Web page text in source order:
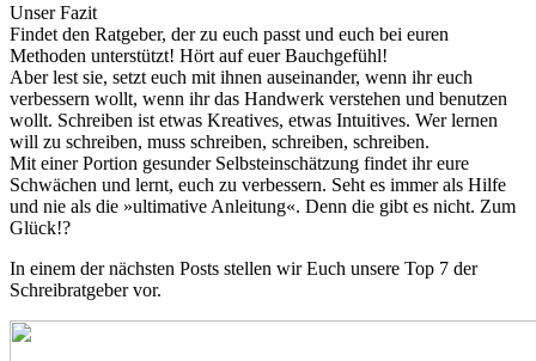
Unser Fazit
Findet den Ratgeber, der zu euch passt und euch bei euren
Methoden unterstützt! Hört auf euer Bauchgefühl!
Aber lest sie, setzt euch mit ihnen auseinander, wenn ihr euch
verbessern wollt, wenn ihr das Handwerk verstehen und benutzen
wollt. Schreiben ist etwas Kreatives, etwas Intuitives. Wer lernen
will zu schreiben, muss schreiben, schreiben, schreiben.
Mit einer Portion gesunder Selbsteinschätzung findet ihr eure
Schwächen und lernt, euch zu verbessern. Seht es immer als Hilfe
und nie als die »ultimative Anleitung«. Denn die gibt es nicht. Zum
Glück!?
In einem der nächsten Posts stellen wir Euch unsere Top 7 der
Schreibratgeber vor.